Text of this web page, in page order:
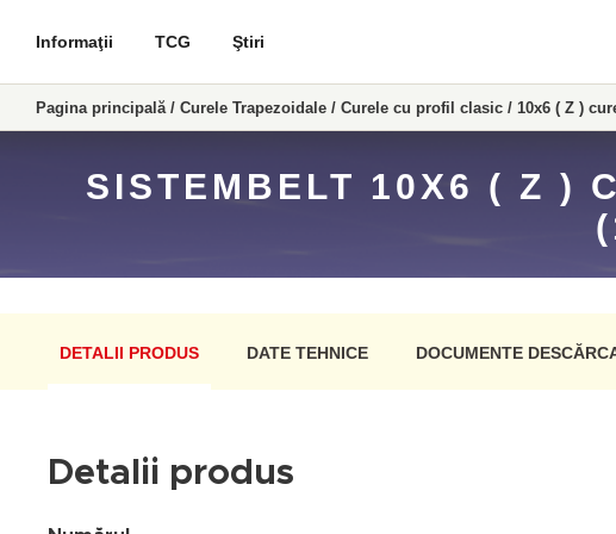
Informaţii TCG Ştiri
Pagina principală / Curele Trapezoidale / Curele cu profil clasic / 10x6 ( Z )
SISTEMBELT 10X6 ( Z )
DETALII PRODUS DATE TEHNICE DOCUMENTE
Detalii produs